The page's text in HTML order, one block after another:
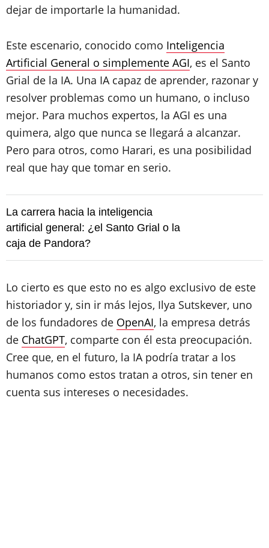
dejar de importarle la humanidad.
Este escenario, conocido como Inteligencia
Artificial General o simplemente AGI, es el Santo
Grial de la IA. Una IA capaz de aprender, razonar y
resolver problemas como un humano, o incluso
mejor. Para muchos expertos, la AGI es una
quimera, algo que nunca se llegará a alcanzar.
Pero para otros, como Harari, es una posibilidad
real que hay que tomar en serio.
La carrera hacia la inteligencia
artificial general: ¿el Santo Grial o la
caja de Pandora?
Lo cierto es que esto no es algo exclusivo de este
historiador y, sin ir más lejos, Ilya Sutskever, uno
de los fundadores de OpenAI, la empresa detrás
de ChatGPT, comparte con él esta preocupación.
Cree que, en el futuro, la IA podría tratar a los
humanos como estos tratan a otros, sin tener en
cuenta sus intereses o necesidades.